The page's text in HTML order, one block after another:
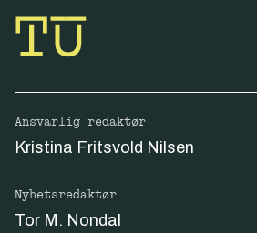
Ansvarlig redaktør
Kristina Fritsvold Nilsen
Nyhetsredaktør
Tor M. Nondal